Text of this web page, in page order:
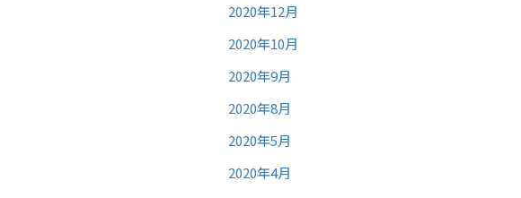
2020年12月
2020年10月
2020年9月
2020年8月
2020年5月
2020年4月